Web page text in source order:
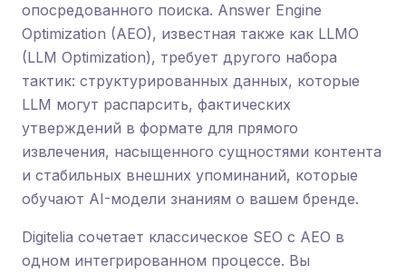
опосредованного поиска. Answer Engine
Optimization (AEO), известная также как LLMO
(LLM Optimization), требует другого набора
тактик: структурированных данных, которые
LLM могут распарсить, фактических
утверждений в формате для прямого
извлечения, насыщенного сущностями контента
и стабильных внешних упоминаний, которые
обучают AI-модели знаниям о вашем бренде.
Digitelia сочетает классическое SEO с AEO в
одном интегрированном процессе. Вы